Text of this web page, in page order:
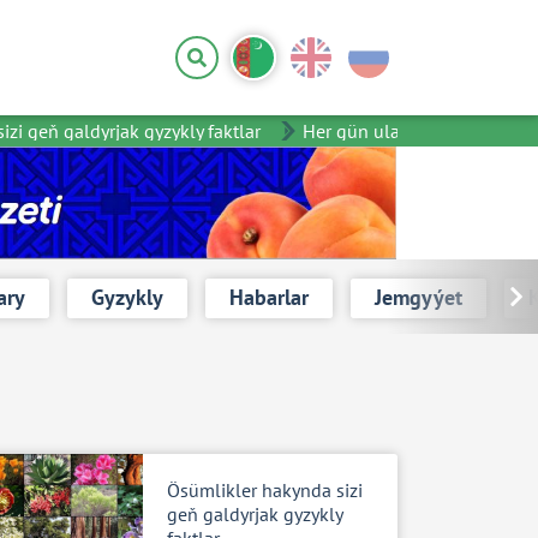
geň galdyrjak gyzykly faktlar Her gün ulanýan
Gyzykly Habarlar Jemgyýet
Ösümlikler hakynda sizi
geň galdyrjak gyzykly